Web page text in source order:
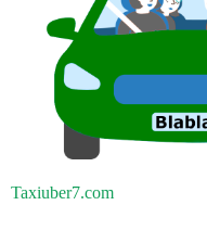
Taxiuber7.com